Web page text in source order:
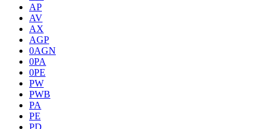
AP
AV
AX
AGP
0AGN
0PA
0PE
PW
PWB
PA
PE
PD